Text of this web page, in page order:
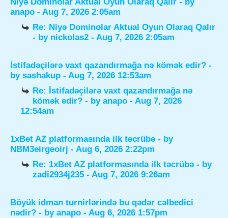
anapo - Aug 7, 2026 2:05am
Re: Niyə Dominolar Aktual Oyun Olaraq Qalır
- by nickolas2 - Aug 7, 2026 2:05am
İstifadəçilərə vaxt qazandırmağa nə kömək edir? -
by sashakup - Aug 7, 2026 12:53am
Re: İstifadəçilərə vaxt qazandırmağa nə
kömək edir? - byanapo - Aug 7, 2026
12:54am
1xBet AZ platformasında ilk təcrübə - by
NBM3eirgeoirj - Aug 6, 2026 2:22pm
Re: 1xBet AZ platformasında ilk təcrübə - by
zadi2934j235 - Aug 7, 2026 9:26am
Böyük idman turnirlərində bu qədər cəlbedici
nədir? - by anapo - Aug 6, 2026 1:57pm